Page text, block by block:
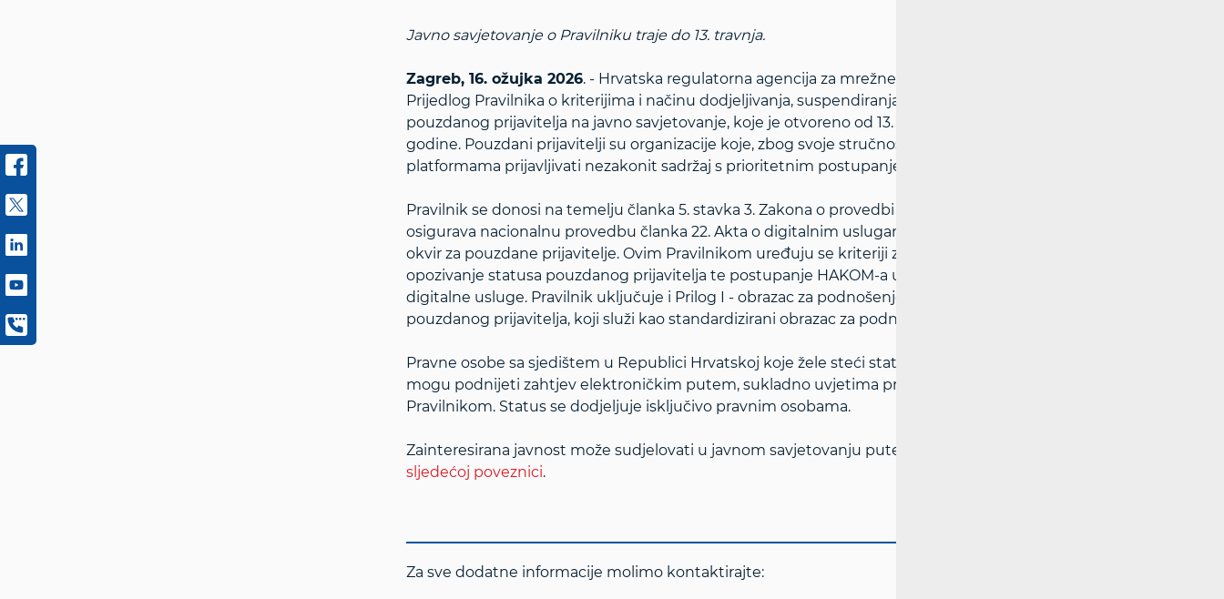
Javno savjetovanje o Pravilniku traje do 13. travnja.
Zagreb, 16. ožujka 2026. - Hrvatska regulatorna agencija za mrežne djelatnosti (HAKOM) objavila je
Prijedlog Pravilnika o kriterijima i načinu dodjeljivanja, suspendiranja ili opozivanja statusa
pouzdanog prijavitelja na javno savjetovanje, koje je otvoreno od 13. ožujka do 13. travnja 2026.
godine. Pouzdani prijavitelji su organizacije koje, zbog svoje stručnosti i pouzdanosti, mogu
platformama prijavljivati nezakonit sadržaj s prioritetnim postupanjem.
Pravilnik se donosi na temelju članka 5. stavka 3. Zakona o provedbi Uredbe (EU) 2022/2065 te
osigurava nacionalnu provedbu članka 22. Akta o digitalnim uslugama (DSA) kojim je uspostavljen
okvir za pouzdane prijavitelje. Ovim Pravilnikom uređuju se kriteriji za dodjeljivanje, suspendiranje i
opozivanje statusa pouzdanog prijavitelja te postupanje HAKOM‑a u svojstvu koordinatora za
digitalne usluge. Pravilnik uključuje i Prilog I - obrazac za podnošenje zahtjeva za dodjelu statusa
pouzdanog prijavitelja, koji služi kao standardizirani obrazac za podnošenje zahtjeva HAKOM-u.
Pravne osobe sa sjedištem u Republici Hrvatskoj koje žele steći status pouzdanog prijavitelja
mogu podnijeti zahtjev elektroničkim putem, sukladno uvjetima propisanim člankom 22. DSA i
Pravilnikom. Status se dodjeljuje isključivo pravnim osobama.
Zainteresirana javnost može sudjelovati u javnom savjetovanju putem portala e-Savjetovanja na
sljedećoj poveznici.
Za sve dodatne informacije molimo kontaktirajte: